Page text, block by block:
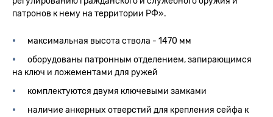
патронов к нему на территории РФ».
максимальная высота ствола - 1470 мм
оборудованы патронным отделением, запирающимся
на ключ и ложементами для ружей
комплектуются двумя ключевыми замками
наличие анкерных отверстий для крепления сейфа к